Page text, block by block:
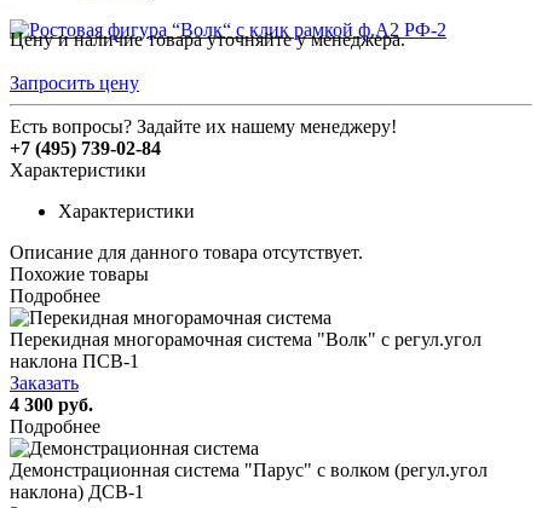
Цену и наличие товара уточняйте у менеджера.
Запросить цену
Есть вопросы? Задайте их нашему менеджеру!
+7 (495) 739-02-84
Характеристики
Характеристики
Описание для данного товара отсутствует.
Похожие товары
Подробнее
Перекидная многорамочная система "Волк" с регул.угол
наклона ПСВ-1
Заказать
4 300 руб.
Подробнее
Демонстрационная система "Парус" с волком (регул.угол
наклона) ДСВ-1